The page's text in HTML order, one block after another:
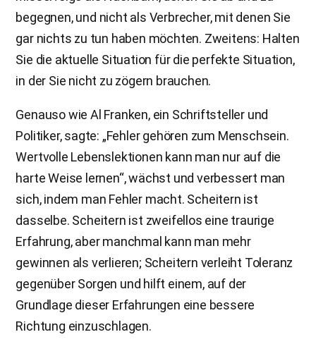
begegnen, und nicht als Verbrecher, mit denen Sie
gar nichts zu tun haben möchten. Zweitens: Halten
Sie die aktuelle Situation für die perfekte Situation,
in der Sie nicht zu zögern brauchen.
Genauso wie Al Franken, ein Schriftsteller und
Politiker, sagte: „Fehler gehören zum Menschsein.
Wertvolle Lebenslektionen kann man nur auf die
harte Weise lernen“, wächst und verbessert man
sich, indem man Fehler macht. Scheitern ist
dasselbe. Scheitern ist zweifellos eine traurige
Erfahrung, aber manchmal kann man mehr
gewinnen als verlieren; Scheitern verleiht Toleranz
gegenüber Sorgen und hilft einem, auf der
Grundlage dieser Erfahrungen eine bessere
Richtung einzuschlagen.